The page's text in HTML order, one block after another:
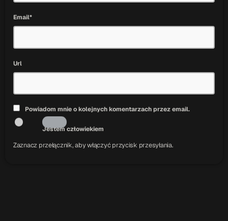
Email*
Url
Powiadom mnie o kolejnych komentarzach przez email.
Jestem człowiekiem
Zaznacz przełącznik, aby włączyć przycisk przesyłania.